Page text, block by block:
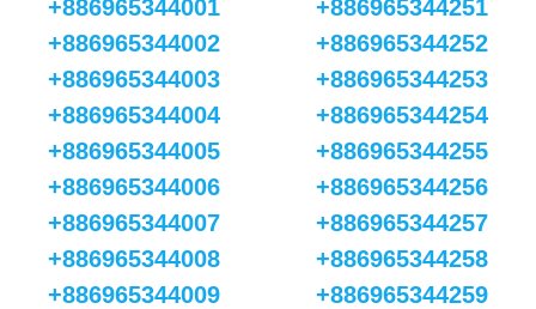
+886965344001
+886965344002
+886965344003
+886965344004
+886965344005
+886965344006
+886965344007
+886965344008
+886965344009
+886965344251
+886965344252
+886965344253
+886965344254
+886965344255
+886965344256
+886965344257
+886965344258
+886965344259